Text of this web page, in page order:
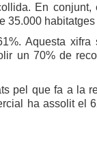
En conjunt,
35.000
Aquesta
un 70% de
pel que fa a la
ha assolit el